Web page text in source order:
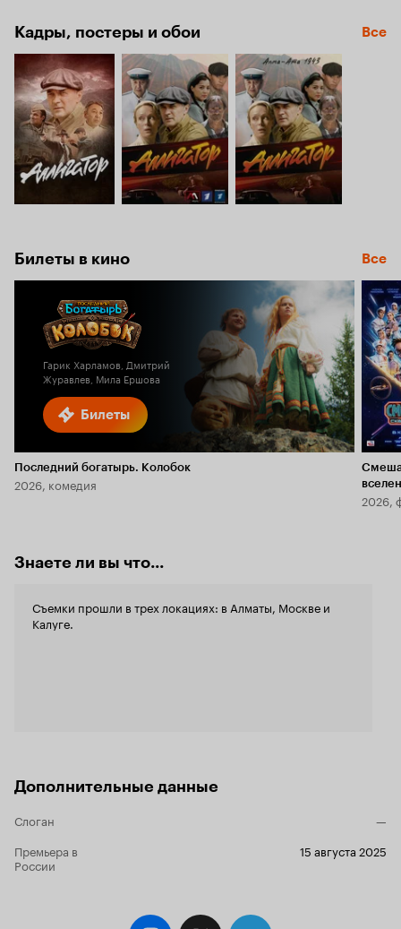
7.7
Кадры, постеры и обои Все
Билеты в кино Все
Билеты
Гарик Харламов, Дмитрий
Журавлев, Мила Ершова
Последний богатырь. Колобок
2026, комедия
2026,
Знаете ли вы что...
Съемки прошли в трех локациях: в Алматы, Москве и
Калуге.
Дополнительные данные
Слоган
—
Премьера в
России
15 августа 2025